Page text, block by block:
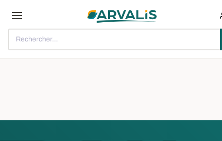
Rechercher...